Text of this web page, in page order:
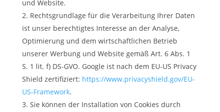
und Website.
Rechtsgrundlage für die Verarbeitung Ihrer Daten
ist unser berechtigtes Interesse an der Analyse,
Optimierung und dem wirtschaftlichen Betrieb
unserer Werbung und Website gemäß Art. 6 Abs. 1
S. 1 lit. f) DS-GVO. Google ist nach dem EU-US Privacy
Shield zertifiziert: https://www.privacyshield.gov/EU-
US-Framework.
Sie können der Installation von Cookies durch